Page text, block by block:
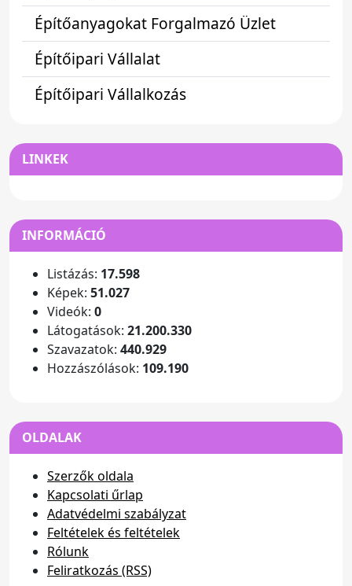
Építőanyagokat Forgalmazó Üzlet
Építőipari Vállalat
Építőipari Vállalkozás
LINKEK
INFORMÁCIÓ
Listázás: 17.598
Képek: 51.027
Videók: 0
Látogatások: 21.200.330
Szavazatok: 440.929
Hozzászólások: 109.190
OLDALAK
Szerzők oldala
Kapcsolati űrlap
Adatvédelmi szabályzat
Feltételek és feltételek
Rólunk
Feliratkozás (RSS)